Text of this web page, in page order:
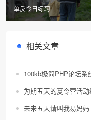
单反今日练习
相关文章
100kb极简PHP论坛系
为期五天的夏令营活
未来五天请叫我易妈妈